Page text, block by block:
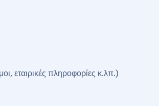
εταιρικές πληροφορίες κ.λπ.)